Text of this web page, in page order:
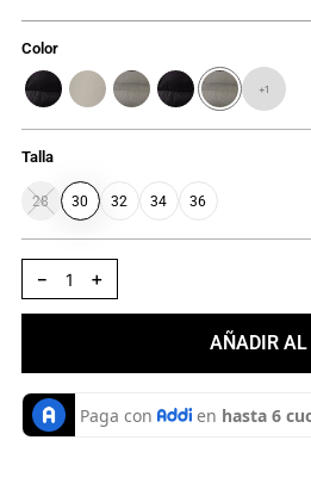
Talla
28 30 32 34 36
Color
+1
＋
－
AÑADIR